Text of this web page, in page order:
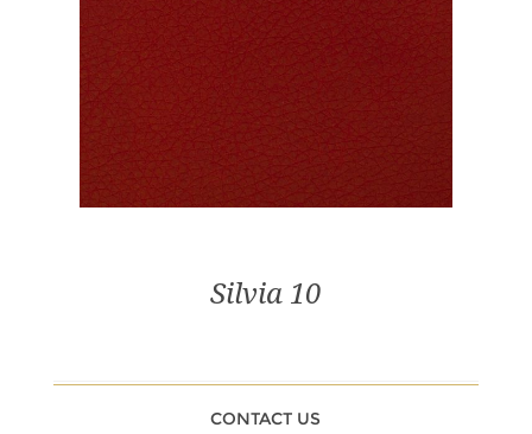
Silvia 10
CONTACT US